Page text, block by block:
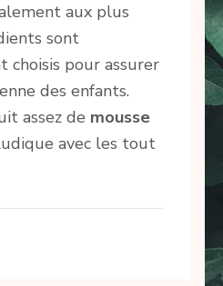
aux plus
sont
choisis pour assurer
des enfants.
assez de mousse
avec les tout